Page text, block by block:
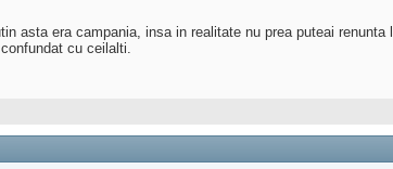
asta era campania, insa in realitate nu prea puteai
cu ceilalti.